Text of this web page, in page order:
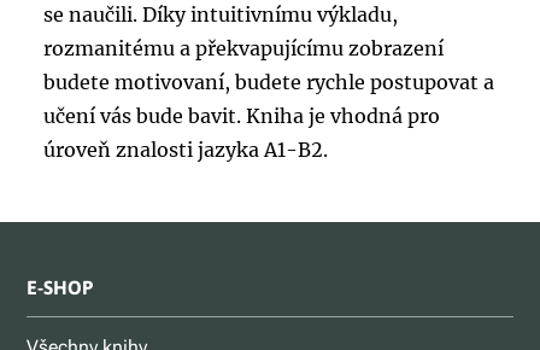
se naučili. Díky intuitivnímu výkladu,
rozmanitému a překvapujícímu zobrazení
budete motivovaní, budete rychle postupovat a
učení vás bude bavit. Kniha je vhodná pro
úroveň znalosti jazyka A1-B2.
E-SHOP